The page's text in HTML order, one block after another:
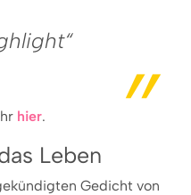
hier.
Leben
Gedicht von